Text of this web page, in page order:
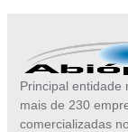
Principal entidade
mais de 230
comercializadas